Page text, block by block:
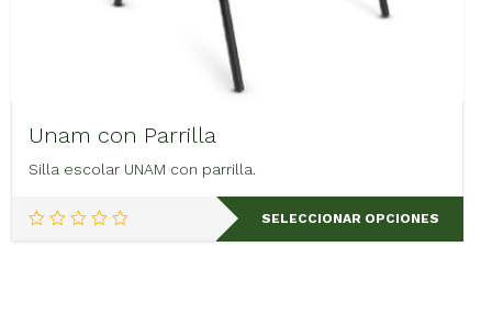
Unam con Parrilla
Silla escolar UNAM con parrilla.
SELECCIONAR OPCIONES
Este
producto